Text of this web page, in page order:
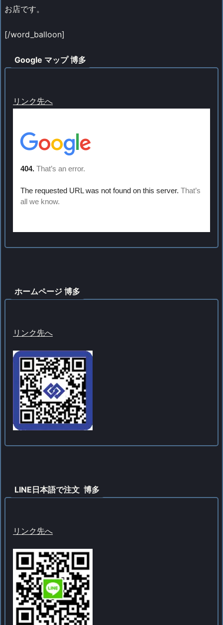
お店です。
[/word_balloon]
Google マップ 博多
リンク先へ
ホームページ 博多
リンク先へ
LINE日本語で注文 博多
リンク先へ